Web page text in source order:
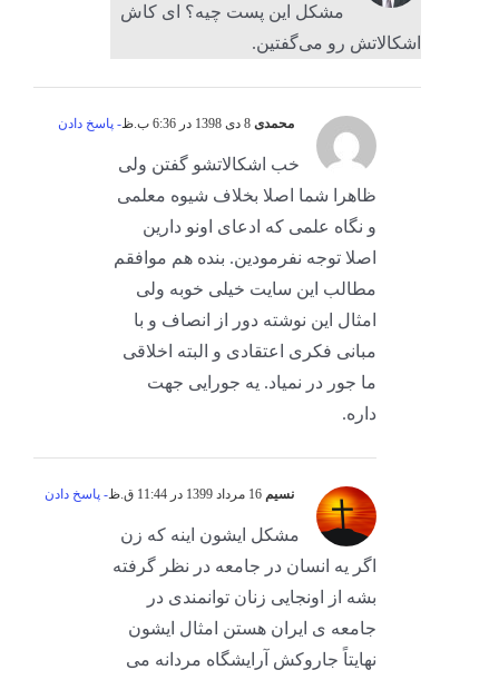
مشکل این پست چیه؟ ای کاش
اشکالاتش رو می‌گفتین.
محمدی - پاسخ دادن
خب اشکالاتشو گفتن ولی
ظاهرا شما اصلا بخلاف شیوه معلمی
و نگاه علمی که ادعای اونو دارین
اصلا توجه نفرمودین. بنده هم موافقم
مطالب این سایت خیلی خوبه ولی
امثال این نوشته دور از انصاف و با
مبانی فکری اعتقادی و البته اخلاقی
ما جور در نمیاد. یه جورایی جهت
داره.
نسیم - پاسخ دادن
مشکل ایشون اینه که زن
اگر یه انسان در جامعه در نظر گرفته
بشه از اونجایی زنان توانمندی در
جامعه ی ایران هستن امثال ایشون
نهایتاً جاروکش آرایشگاه مردانه می